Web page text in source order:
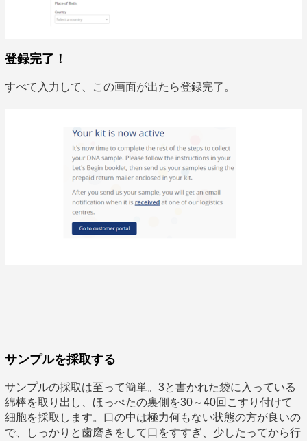
登録完了！
すべて入力して、この画面が出たら登録完了。
サンプルを採取する
サンプルの採取は至って簡単。3と書かれた袋に入っている
綿棒を取り出し、ほっぺたの裏側を30～40回こすり付けて
細胞を採取します。口の中は極力何もない状態の方が良いの
で、しっかりと歯磨きをして口をすすぎ、少したってから行